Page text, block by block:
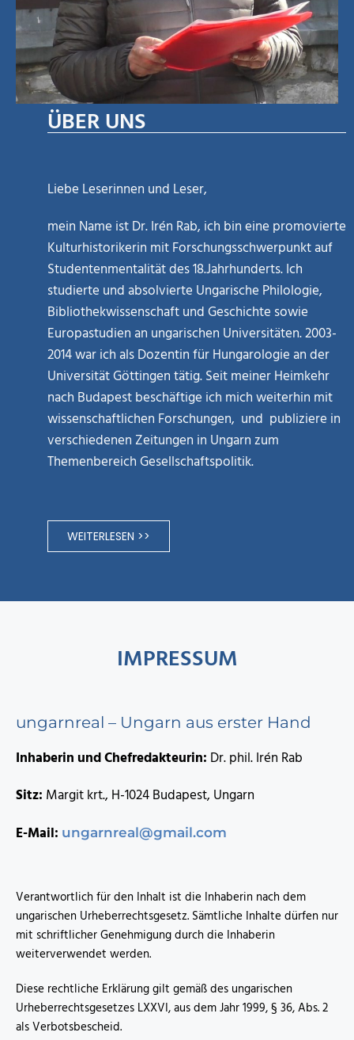
ÜBER UNS
Liebe Leserinnen und Leser,
mein Name ist Dr. Irén Rab, ich bin eine promovierte
Kulturhistorikerin mit Forschungsschwerpunkt auf
Studentenmentalität des 18.Jahrhunderts. Ich
studierte und absolvierte Ungarische Philologie,
Bibliothekwissenschaft und Geschichte sowie
Europastudien an ungarischen Universitäten. 2003-
2014 war ich als Dozentin für Hungarologie an der
Universität Göttingen tätig. Seit meiner Heimkehr
nach Budapest beschäftige ich mich weiterhin mit
wissenschaftlichen Forschungen, und publiziere in
verschiedenen Zeitungen in Ungarn zum
Themenbereich Gesellschaftspolitik.
WEITERLESEN >>
IMPRESSUM
ungarnreal – Ungarn aus erster Hand
Inhaberin und Chefredakteurin: Dr. phil. Irén Rab
Sitz: Margit krt., H-1024 Budapest, Ungarn
E-Mail: ungarnreal@gmail.com
Verantwortlich für den Inhalt ist die Inhaberin nach dem
ungarischen Urheberrechtsgesetz. Sämtliche Inhalte dürfen nur
mit schriftlicher Genehmigung durch die Inhaberin
weiterverwendet werden.
Diese rechtliche Erklärung gilt gemäß des ungarischen
Urheberrechtsgesetzes LXXVI, aus dem Jahr 1999, § 36, Abs. 2
als Verbotsbescheid.